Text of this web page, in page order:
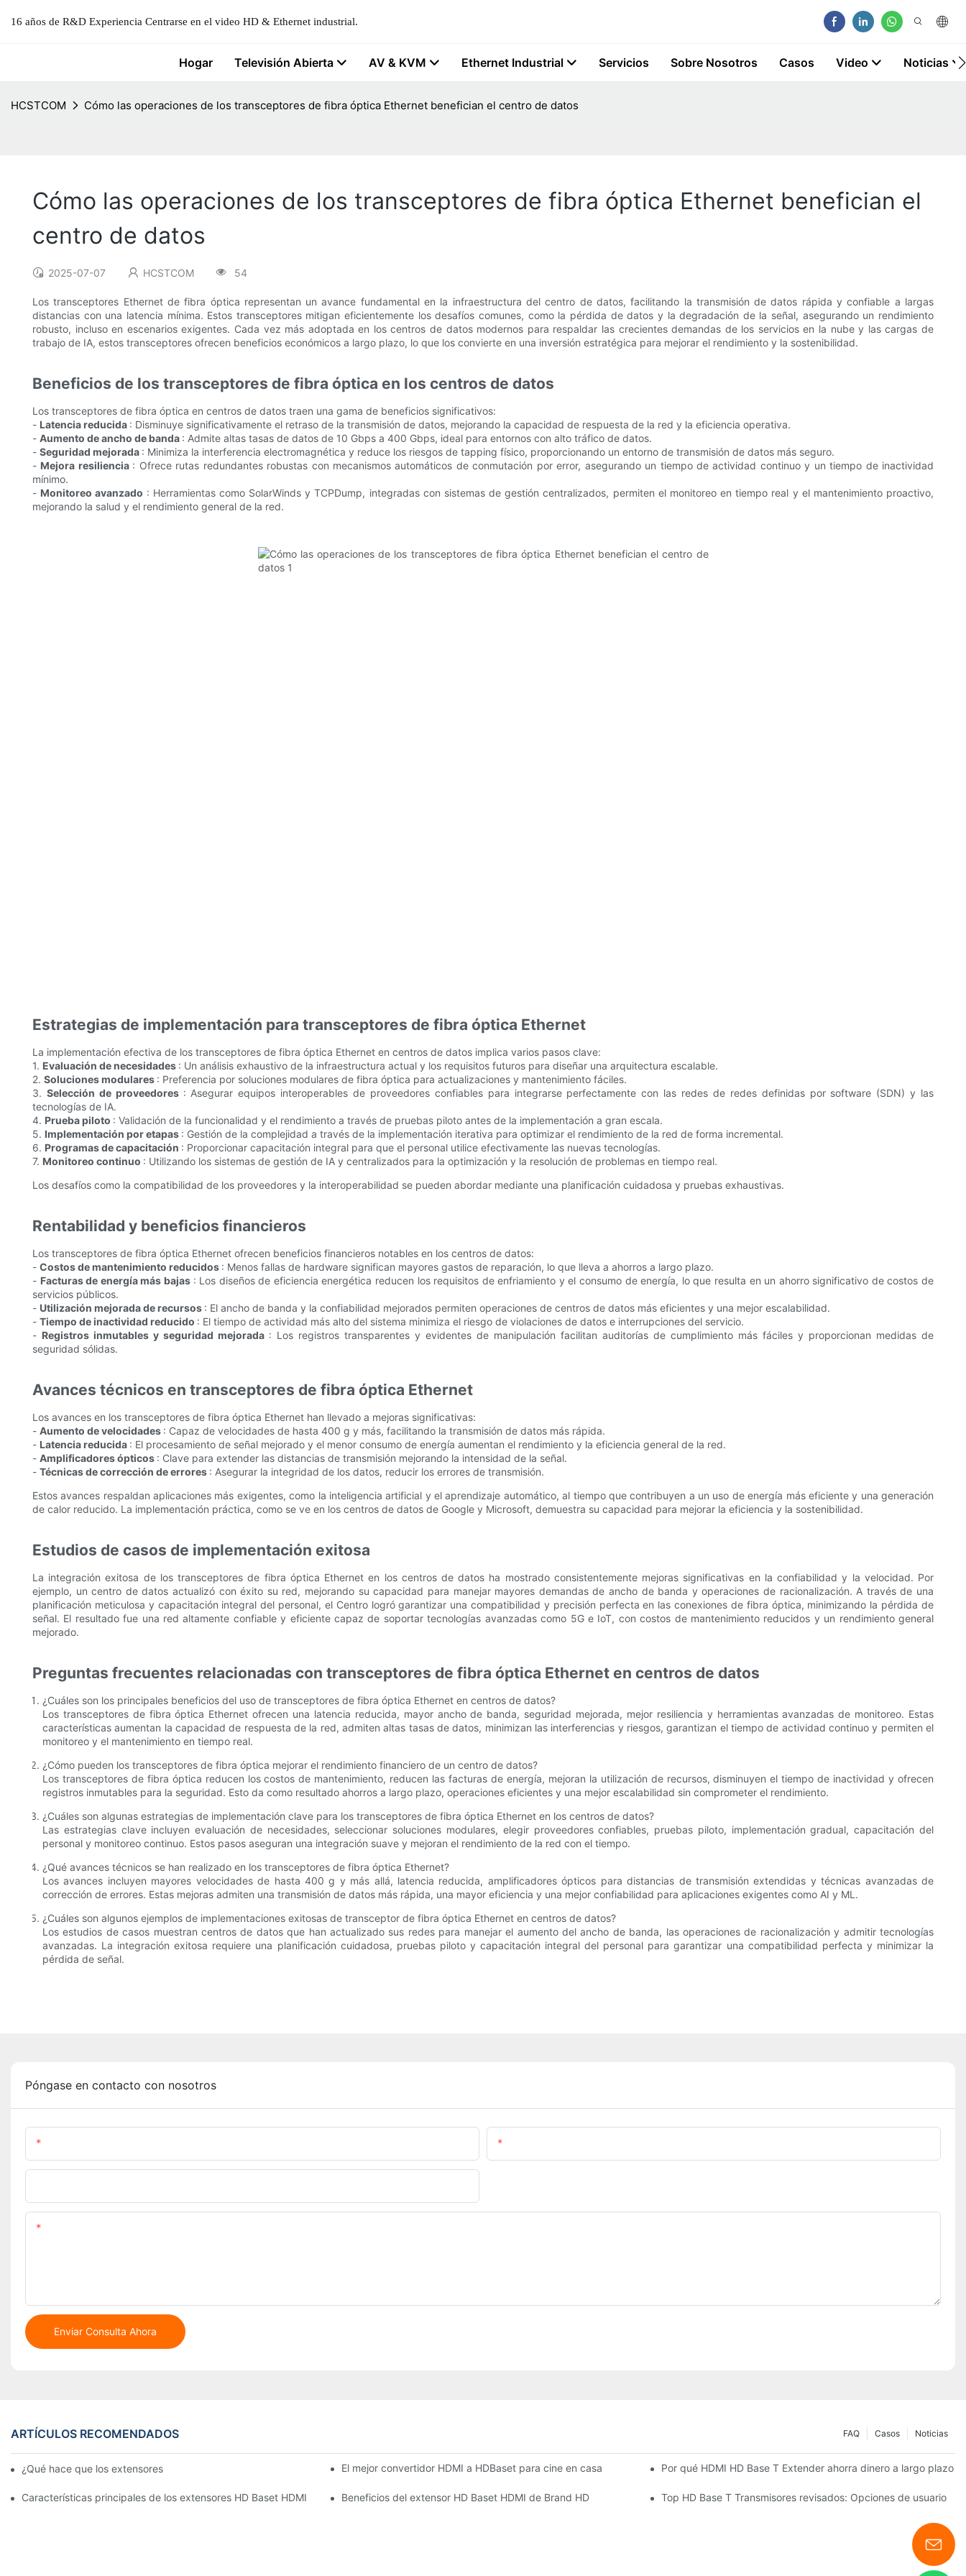
16 años de R&D Experiencia Centrarse en el video HD & Ethernet industrial.
Hogar Televisión Abierta AV & KVM Ethernet Industrial Servicios Sobre Nosotros Casos Video Noticias
HCSTCOM Cómo las operaciones de los transceptores de fibra óptica Ethernet benefician el centro de datos
Cómo las operaciones de los transceptores de fibra óptica Ethernet benefician el
centro de datos
2025-07-07 HCSTCOM 54
Los transceptores Ethernet de fibra óptica representan un avance fundamental en la infraestructura del centro de datos, facilitando la transmisión de datos rápida y confiable a largas
distancias con una latencia mínima. Estos transceptores mitigan eficientemente los desafíos comunes, como la pérdida de datos y la degradación de la señal, asegurando un rendimiento
robusto, incluso en escenarios exigentes. Cada vez más adoptada en los centros de datos modernos para respaldar las crecientes demandas de los servicios en la nube y las cargas de
trabajo de IA, estos transceptores ofrecen beneficios económicos a largo plazo, lo que los convierte en una inversión estratégica para mejorar el rendimiento y la sostenibilidad.
Beneficios de los transceptores de fibra óptica en los centros de datos
Los transceptores de fibra óptica en centros de datos traen una gama de beneficios significativos:
- Latencia reducida : Disminuye significativamente el retraso de la transmisión de datos, mejorando la capacidad de respuesta de la red y la eficiencia operativa.
- Aumento de ancho de banda : Admite altas tasas de datos de 10 Gbps a 400 Gbps, ideal para entornos con alto tráfico de datos.
- Seguridad mejorada : Minimiza la interferencia electromagnética y reduce los riesgos de tapping físico, proporcionando un entorno de transmisión de datos más seguro.
- Mejora resiliencia : Ofrece rutas redundantes robustas con mecanismos automáticos de conmutación por error, asegurando un tiempo de actividad continuo y un tiempo de inactividad
mínimo.
- Monitoreo avanzado : Herramientas como SolarWinds y TCPDump, integradas con sistemas de gestión centralizados, permiten el monitoreo en tiempo real y el mantenimiento proactivo,
mejorando la salud y el rendimiento general de la red.
Estrategias de implementación para transceptores de fibra óptica Ethernet
La implementación efectiva de los transceptores de fibra óptica Ethernet en centros de datos implica varios pasos clave:
1. Evaluación de necesidades : Un análisis exhaustivo de la infraestructura actual y los requisitos futuros para diseñar una arquitectura escalable.
2. Soluciones modulares : Preferencia por soluciones modulares de fibra óptica para actualizaciones y mantenimiento fáciles.
3. Selección de proveedores : Asegurar equipos interoperables de proveedores confiables para integrarse perfectamente con las redes de redes definidas por software (SDN) y las
tecnologías de IA.
4. Prueba piloto : Validación de la funcionalidad y el rendimiento a través de pruebas piloto antes de la implementación a gran escala.
5. Implementación por etapas : Gestión de la complejidad a través de la implementación iterativa para optimizar el rendimiento de la red de forma incremental.
6. Programas de capacitación : Proporcionar capacitación integral para que el personal utilice efectivamente las nuevas tecnologías.
7. Monitoreo continuo : Utilizando los sistemas de gestión de IA y centralizados para la optimización y la resolución de problemas en tiempo real.
Los desafíos como la compatibilidad de los proveedores y la interoperabilidad se pueden abordar mediante una planificación cuidadosa y pruebas exhaustivas.
Rentabilidad y beneficios financieros
Los transceptores de fibra óptica Ethernet ofrecen beneficios financieros notables en los centros de datos:
- Costos de mantenimiento reducidos : Menos fallas de hardware significan mayores gastos de reparación, lo que lleva a ahorros a largo plazo.
- Facturas de energía más bajas : Los diseños de eficiencia energética reducen los requisitos de enfriamiento y el consumo de energía, lo que resulta en un ahorro significativo de costos de
servicios públicos.
- Utilización mejorada de recursos : El ancho de banda y la confiabilidad mejorados permiten operaciones de centros de datos más eficientes y una mejor escalabilidad.
- Tiempo de inactividad reducido : El tiempo de actividad más alto del sistema minimiza el riesgo de violaciones de datos e interrupciones del servicio.
- Registros inmutables y seguridad mejorada : Los registros transparentes y evidentes de manipulación facilitan auditorías de cumplimiento más fáciles y proporcionan medidas de
seguridad sólidas.
Avances técnicos en transceptores de fibra óptica Ethernet
Los avances en los transceptores de fibra óptica Ethernet han llevado a mejoras significativas:
- Aumento de velocidades : Capaz de velocidades de hasta 400 g y más, facilitando la transmisión de datos más rápida.
- Latencia reducida : El procesamiento de señal mejorado y el menor consumo de energía aumentan el rendimiento y la eficiencia general de la red.
- Amplificadores ópticos : Clave para extender las distancias de transmisión mejorando la intensidad de la señal.
- Técnicas de corrección de errores : Asegurar la integridad de los datos, reducir los errores de transmisión.
Estos avances respaldan aplicaciones más exigentes, como la inteligencia artificial y el aprendizaje automático, al tiempo que contribuyen a un uso de energía más eficiente y una generación
de calor reducido. La implementación práctica, como se ve en los centros de datos de Google y Microsoft, demuestra su capacidad para mejorar la eficiencia y la sostenibilidad.
Estudios de casos de implementación exitosa
La integración exitosa de los transceptores de fibra óptica Ethernet en los centros de datos ha mostrado consistentemente mejoras significativas en la confiabilidad y la velocidad. Por
ejemplo, un centro de datos actualizó con éxito su red, mejorando su capacidad para manejar mayores demandas de ancho de banda y operaciones de racionalización. A través de una
planificación meticulosa y capacitación integral del personal, el Centro logró garantizar una compatibilidad y precisión perfecta en las conexiones de fibra óptica, minimizando la pérdida de
señal. El resultado fue una red altamente confiable y eficiente capaz de soportar tecnologías avanzadas como 5G e IoT, con costos de mantenimiento reducidos y un rendimiento general
mejorado.
Preguntas frecuentes relacionadas con transceptores de fibra óptica Ethernet en centros de datos
¿Cuáles son los principales beneficios del uso de transceptores de fibra óptica Ethernet en centros de datos?
Los transceptores de fibra óptica Ethernet ofrecen una latencia reducida, mayor ancho de banda, seguridad mejorada, mejor resiliencia y herramientas avanzadas de monitoreo. Estas
características aumentan la capacidad de respuesta de la red, admiten altas tasas de datos, minimizan las interferencias y riesgos, garantizan el tiempo de actividad continuo y permiten el
monitoreo y el mantenimiento en tiempo real.
¿Cómo pueden los transceptores de fibra óptica mejorar el rendimiento financiero de un centro de datos?
Los transceptores de fibra óptica reducen los costos de mantenimiento, reducen las facturas de energía, mejoran la utilización de recursos, disminuyen el tiempo de inactividad y ofrecen
registros inmutables para la seguridad. Esto da como resultado ahorros a largo plazo, operaciones eficientes y una mejor escalabilidad sin comprometer el rendimiento.
¿Cuáles son algunas estrategias de implementación clave para los transceptores de fibra óptica Ethernet en los centros de datos?
Las estrategias clave incluyen evaluación de necesidades, seleccionar soluciones modulares, elegir proveedores confiables, pruebas piloto, implementación gradual, capacitación del
personal y monitoreo continuo. Estos pasos aseguran una integración suave y mejoran el rendimiento de la red con el tiempo.
¿Qué avances técnicos se han realizado en los transceptores de fibra óptica Ethernet?
Los avances incluyen mayores velocidades de hasta 400 g y más allá, latencia reducida, amplificadores ópticos para distancias de transmisión extendidas y técnicas avanzadas de
corrección de errores. Estas mejoras admiten una transmisión de datos más rápida, una mayor eficiencia y una mejor confiabilidad para aplicaciones exigentes como AI y ML.
¿Cuáles son algunos ejemplos de implementaciones exitosas de transceptor de fibra óptica Ethernet en centros de datos?
Los estudios de casos muestran centros de datos que han actualizado sus redes para manejar el aumento del ancho de banda, las operaciones de racionalización y admitir tecnologías
avanzadas. La integración exitosa requiere una planificación cuidadosa, pruebas piloto y capacitación integral del personal para garantizar una compatibilidad perfecta y minimizar la
pérdida de señal.
Póngase en contacto con nosotros
Enviar Consulta Ahora
ARTÍCULOS RECOMENDADOS Noticias
Casos
FAQ
¿Qué hace que los extensores 4K KVM se destaquen? El mejor convertidor HDMI a HDBaset para cine en casa Por qué HDMI HD Base T Extender ahorra dinero a largo plazo
Características principales de los extensores HD Baset HDMI Beneficios del extensor HD Baset HDMI de Brand HD Top HD Base T Transmisores revisados: Opciones de usuario